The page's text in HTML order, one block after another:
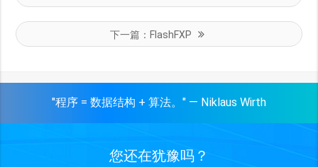
下一篇： FlashFXP
"程序 = 数据结构 + 算法。" — Niklaus Wirth
您还在犹豫吗？